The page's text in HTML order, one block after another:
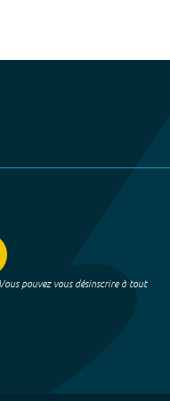
pouvez vous désinscrire à tout